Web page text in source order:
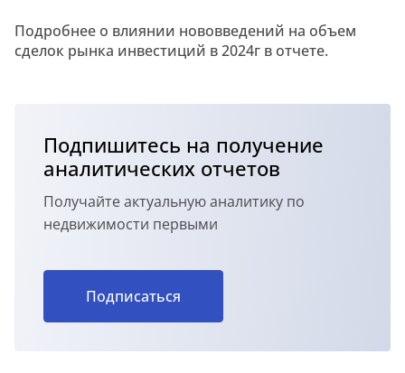
Подробнее о влиянии нововведений на объем
сделок рынка инвестиций в 2024г в отчете.
Подпишитесь на получение
аналитических отчетов
Получайте актуальную аналитику по
недвижимости первыми
Подписаться